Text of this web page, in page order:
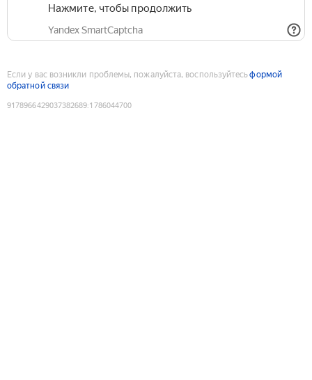
Нажмите, чтобы продолжить
Yandex SmartCaptcha
Если у вас возникли проблемы, пожалуйста, воспользуйтесьформой
обратной связи
9178966429037382689:1786044700